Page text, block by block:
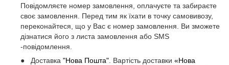
Повідомляєте номер замовлення, оплачуєте та забираєте
своє замовлення. Перед тим як їхати в точку самовивозу,
переконайтеся, що у Вас є номер замовлення. Ви зможете
дізнатися його з листа замовлення або SMS
-повідомлення.
● Доставка "Нова Пошта" . Вартість доставки «Нова